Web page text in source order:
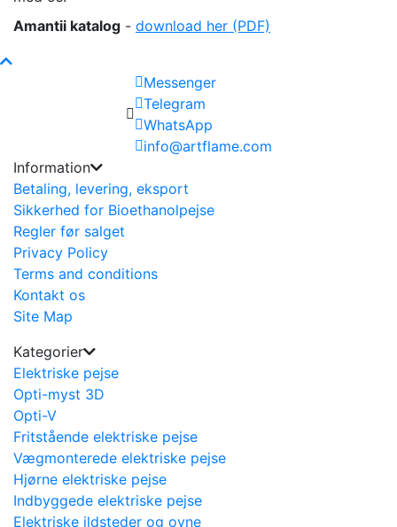
Amantii katalog - download her (PDF)
Messenger
Telegram
WhatsApp
info@artflame.com
Information
Betaling, levering, eksport
Sikkerhed for Bioethanolpejse
Regler før salget
Privacy Policy
Terms and conditions
Kontakt os
Site Map
Kategorier
Elektriske pejse
Opti-myst 3D
Opti-V
Fritstående elektriske pejse
Vægmonterede elektriske pejse
Hjørne elektriske pejse
Indbyggede elektriske pejse
Elektriske ildsteder og ovne